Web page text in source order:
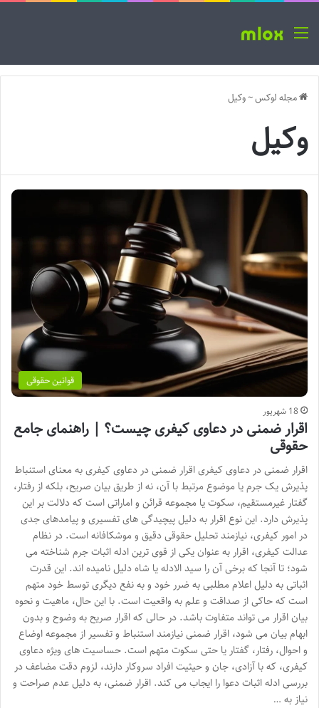
منو
مجله لوکس~وکیل
وکیل
قوانین حقوقی
18 شهریور
اقرار ضمنی در دعاوی کیفری چیست؟ | راهنمای جامع
حقوقی
اقرار ضمنی در دعاوی کیفری اقرار ضمنی در دعاوی کیفری به معنای استنباط
پذیرش یک جرم یا موضوع مرتبط با آن، نه از طریق بیان صریح، بلکه از رفتار،
گفتار غیرمستقیم، سکوت یا مجموعه قرائن و اماراتی است که دلالت بر این
پذیرش دارد. این نوع اقرار به دلیل پیچیدگی های تفسیری و پیامدهای جدی
در امور کیفری، نیازمند تحلیل حقوقی دقیق و موشکافانه است. در نظام
عدالت کیفری، اقرار به عنوان یکی از قوی ترین ادله اثبات جرم شناخته می
شود؛ تا آنجا که برخی آن را سید الادله یا شاه دلیل نامیده اند. این قدرت
اثباتی به دلیل اعلام مطلبی به ضرر خود و به نفع دیگری توسط خود متهم
است که حاکی از صداقت و علم به واقعیت است. با این حال، ماهیت و نحوه
بیان اقرار می تواند متفاوت باشد. در حالی که اقرار صریح به وضوح و بدون
ابهام بیان می شود، اقرار ضمنی نیازمند استنباط و تفسیر از مجموعه اوضاع
و احوال، رفتار، گفتار یا حتی سکوت متهم است. حساسیت های ویژه دعاوی
کیفری، که با آزادی، جان و حیثیت افراد سروکار دارند، لزوم دقت مضاعف در
بررسی ادله اثبات دعوا را ایجاب می کند. اقرار ضمنی، به دلیل عدم صراحت و
نیاز به …